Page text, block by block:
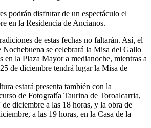
podrán disfrutar de un espectáculo el
en la Residencia de Ancianos.
de estas fechas no faltarán. Así, el
Nochebuena se celebrará la Misa del Gallo
en la Plaza Mayor a medianoche, mientras a
de diciembre tendrá lugar la Misa de
estará presenta también con la
de Fotografía Taurina de Toroalcarria,
diciembre a las 18 horas, y la obra de
a las 19 horas, en la Casa de la